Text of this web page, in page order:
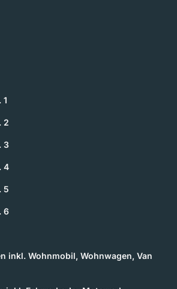
2
3
4
5
6
inkl. Wohnmobil, Wohnwagen, Van